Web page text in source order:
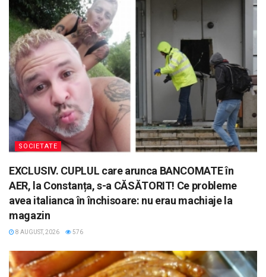
SOCIETATE
EXCLUSIV. CUPLUL care arunca BANCOMATE în
AER, la Constanța, s-a CĂSĂTORIT! Ce probleme
avea italianca în închisoare: nu erau machiaje la
magazin
8 AUGUST, 2026 576